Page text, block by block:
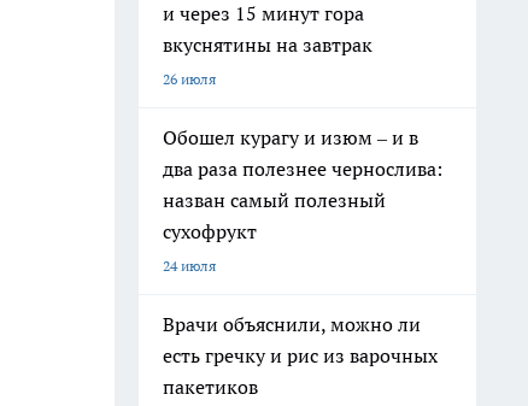
и через 15 минут гора
вкуснятины на завтрак
26 июля
Обошел курагу и изюм – и в
два раза полезнее чернослива:
назван самый полезный
сухофрукт
24 июля
Врачи объяснили, можно ли
есть гречку и рис из варочных
пакетиков